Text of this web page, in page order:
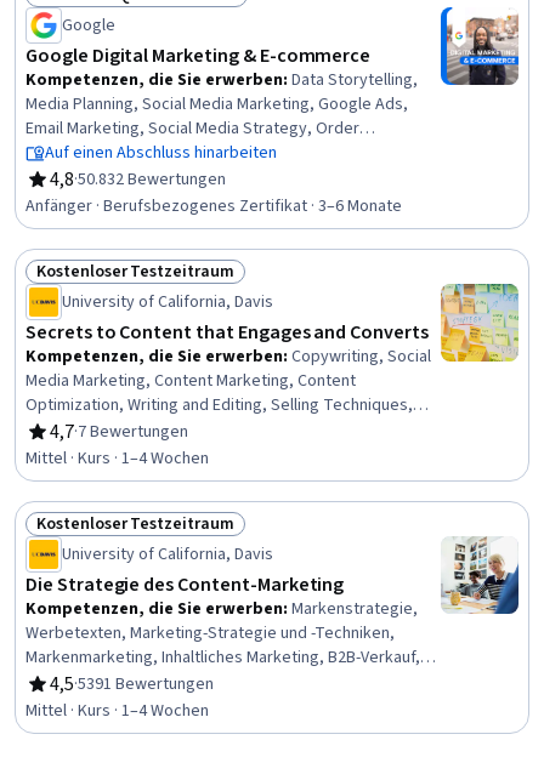
Writing, Persuasive Communication, Driving engagement
Status: Berufliche Qualifikationen
Google
Google Digital Marketing & E-commerce
Kompetenzen, die Sie erwerben: Data Storytelling,
Media Planning, Social Media Marketing, Google Ads,
Email Marketing, Social Media Strategy, Order
Fulfillment, Paid media, Social Media Management, Online
Advertising, Search Engine Optimization, Performance
Measurement, Spreadsheet Software, Client Services,
Campaign Management, E-Commerce, Loyalty Programs,
Marketing, Web Presence, Interviewing Skills
Auf einen Abschluss hinarbeiten
4,8
Bewertung, 4,8 von 5 Sternen
·50.832 Bewertungen
Anfänger · Berufsbezogenes Zertifikat · 3–6 Monate
Status: Kostenloser Testzeitraum
Kostenloser Testzeitraum
University of California, Davis
Secrets to Content that Engages and Converts
Kompetenzen, die Sie erwerben: Copywriting, Social
Media Marketing, Content Marketing, Content
Optimization, Writing and Editing, Selling Techniques,
Driving engagement, Branding, Email Marketing,
Marketing, Advertising Campaigns, Search Engine
Optimization
4,7
Bewertung, 4,7 von 5 Sternen
·7 Bewertungen
Mittel · Kurs · 1–4 Wochen
Status: Kostenloser Testzeitraum
Kostenloser Testzeitraum
University of California, Davis
Die Strategie des Content-Marketing
Kompetenzen, die Sie erwerben: Markenstrategie,
Werbetexten, Marketing-Strategie und -Techniken,
Markenmarketing, Inhaltliches Marketing, B2B-Verkauf,
Marketing-Kanal, Analyse der Wettbewerber,
Entwicklung und Verwaltung von Inhalten,
Rechnungsprüfung, Schreiben, Marketing-Analytik
4,5
Bewertung, 4,5 von 5 Sternen
·5391 Bewertungen
Mittel · Kurs · 1–4 Wochen